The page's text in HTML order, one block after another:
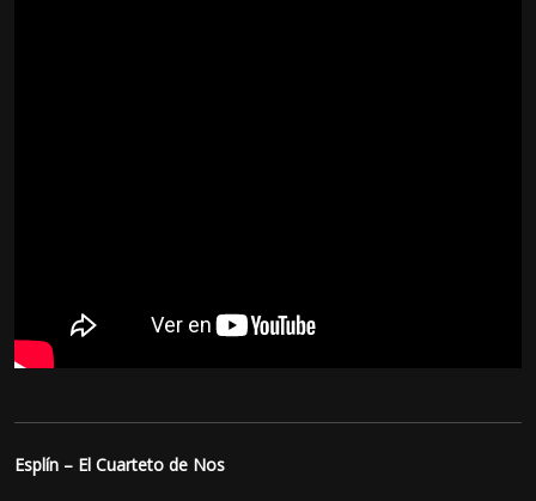
Esplín – El Cuarteto de Nos